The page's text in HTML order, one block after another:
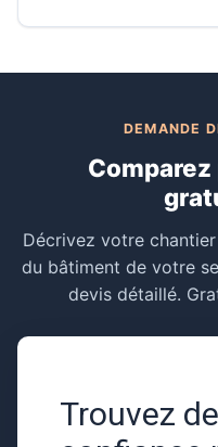
DEMANDE
Décrivez votre
du bâtiment de votre
devis détaillé.
Trouvez